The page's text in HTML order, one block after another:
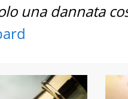
una dannata